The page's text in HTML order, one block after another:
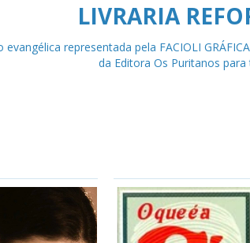
LIVRARIA
evangélica representada pela FACIOLI
da Editora Os Puritanos